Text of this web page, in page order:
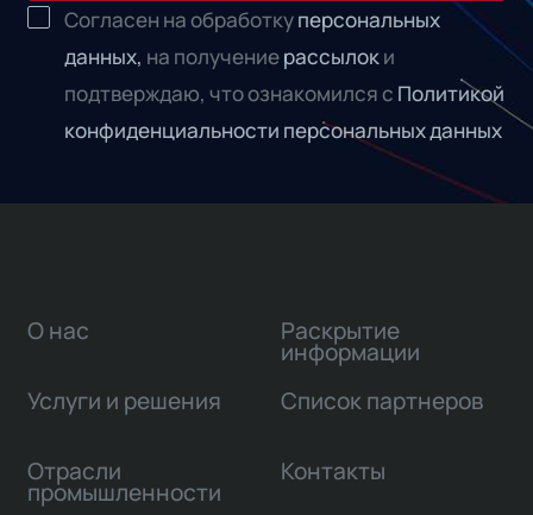
Согласен на обработкуперсональных
данных, на получениерассылок и
подтверждаю, что ознакомился с Политикой
конфиденциальности персональных данных
О нас
Услуги и решения
Отрасли
промышленности
Раскрытие
информации
Список партнеров
Контакты